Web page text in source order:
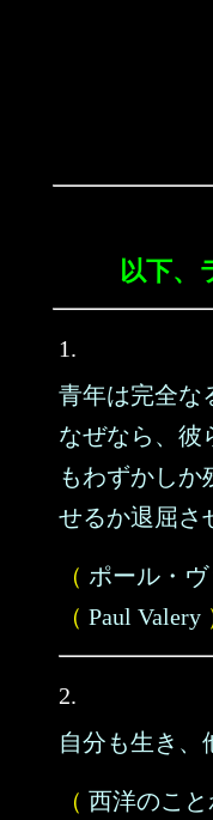
以下、
1.
青年は完全な
なぜなら、彼
もわずかしか
せるか退屈さ
（ ポール・
（ Paul Valery
2.
自分も生き、
（ 西洋のこ